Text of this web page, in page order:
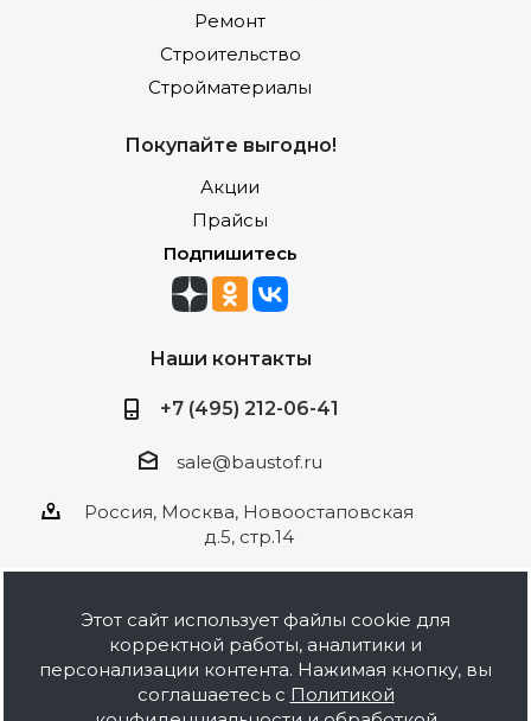
Ремонт
Строительство
Стройматериалы
Покупайте выгодно!
Акции
Прайсы
Подпишитесь
Наши контакты
+7 (495) 212-06-41
sale@baustof.ru
Россия, Москва, Новоостаповская
д.5, стр.14
2026 © ООО Баустов. Собственное
производство лакокрасочной продукции,
оптовая и розничная продажа строительных
Этот сайт использует файлы cookie для
корректной работы, аналитики и
персонализации контента. Нажимая кнопку, вы
соглашаетесь с Политикой